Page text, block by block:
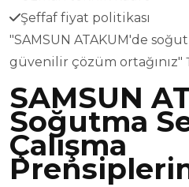
Şeffaf fiyat politikası
"SAMSUN ATAKUM'de
güvenilir çözüm ortağınız"
SAMSUN
Soğutma
Çalışma